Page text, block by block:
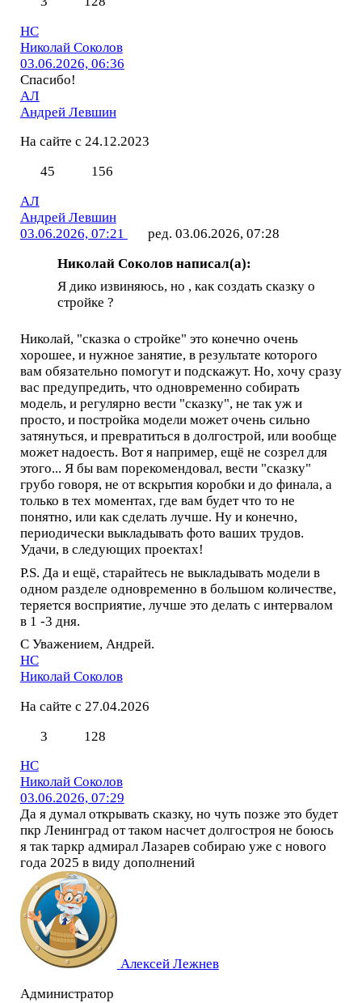
НС
Николай Соколов
03.06.2026, 06:36
Спасибо!
АЛ
Андрей Левшин
На сайте с 24.12.2023
45
156
АЛ
Андрей Левшин
03.06.2026, 07:21
ред. 03.06.2026, 07:28
Николай Соколов написал(а):
Я дико извиняюсь, но , как создать сказку о
стройке ?
Николай, "сказка о стройке" это конечно очень
хорошее, и нужное занятие, в результате которого
вам обязательно помогут и подскажут. Но, хочу сразу
вас предупредить, что одновременно собирать
модель, и регулярно вести "сказку", не так уж и
просто, и постройка модели может очень сильно
затянуться, и превратиться в долгострой, или вообще
может надоесть. Вот я например, ещё не созрел для
этого... Я бы вам порекомендовал, вести "сказку"
грубо говоря, не от вскрытия коробки и до финала, а
только в тех моментах, где вам будет что то не
понятно, или как сделать лучше. Ну и конечно,
периодически выкладывать фото ваших трудов.
Удачи, в следующих проектах!
P.S. Да и ещё, старайтесь не выкладывать модели в
одном разделе одновременно в большом количестве,
теряется восприятие, лучше это делать с интервалом
в 1 -3 дня.
С Уважением, Андрей.
НС
Николай Соколов
На сайте с 27.04.2026
3
128
НС
Николай Соколов
03.06.2026, 07:29
Да я думал открывать сказку, но чуть позже это будет
пкр Ленинград от таком насчет долгостроя не боюсь
я так таркр адмирал Лазарев собираю уже с нового
года 2025 в виду дополнений
Алексей Лежнев
Администратор